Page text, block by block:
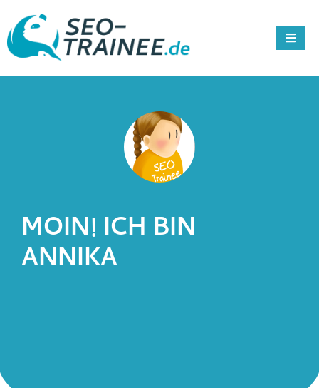
MOIN! ICH BIN
ANNIKA